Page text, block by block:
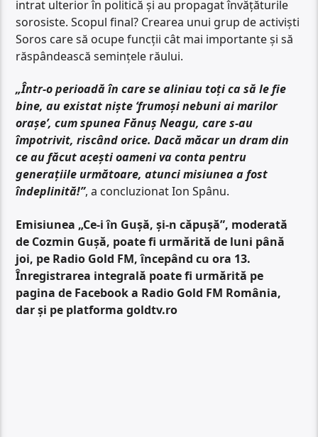
intrat ulterior în politică și au propagat învățăturile
sorosiste. Scopul final? Crearea unui grup de activiști
Soros care să ocupe funcții cât mai importante și să
răspândească semințele răului.
„Într-o perioadă în care se aliniau toți ca să le fie
bine, au existat niște ‘frumoși nebuni ai marilor
orașe’, cum spunea Fănuș Neagu, care s-au
împotrivit, riscând orice. Dacă măcar un dram din
ce au făcut acești oameni va conta pentru
generațiile următoare, atunci misiunea a fost
îndeplinită!”, a concluzionat Ion Spânu.
Emisiunea „Ce-i în Gușă, și-n căpușă”, moderată
de Cozmin Gușă, poate fi urmărită de luni până
joi, pe Radio Gold FM, începând cu ora 13.
Înregistrarea integrală poate fi urmărită pe
pagina de Facebook a Radio Gold FM România,
dar și pe platforma goldtv.ro